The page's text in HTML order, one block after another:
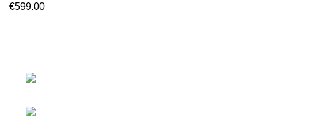
€599.00